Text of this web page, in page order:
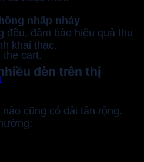
the cart.
nhấp nháy
đều, đảm bảo hiệu quả thu
khai thác.
đèn trên thị
cũng có dải tần rộng.